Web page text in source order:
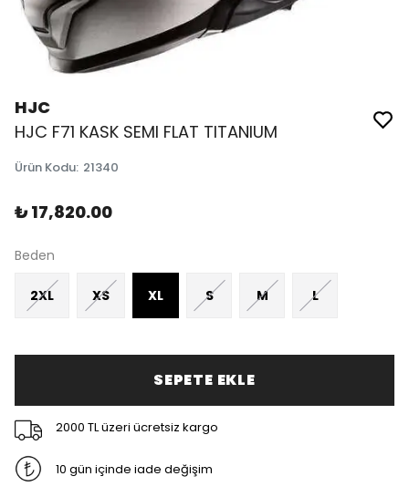
HJC
HJC F71 KASK SEMI FLAT TITANIUM
Ürün Kodu: 21340
₺ 17,820.00
Beden
2XL XS XL S M L
SEPETE EKLE
2000 TL üzeri ücretsiz kargo
10 gün içinde iade değişim